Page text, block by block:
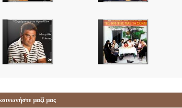
μαζί μας